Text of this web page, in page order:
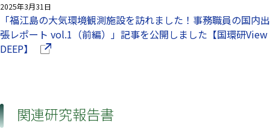
2025年3月31日
「福江島の大気環境観測施設を訪れました！事務職員の国内出
張レポート vol.1（前編）」記事を公開しました【国環研View
DEEP】
（別ウインドウで開きます）
関連研究報告書